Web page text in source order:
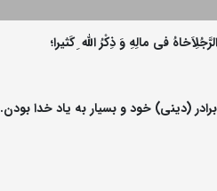
فى مالِهِ وَ ذِکْرُ اللّه ِ کَثیرا؛
(دینى) خود و بسیار به یاد خدا بودن.